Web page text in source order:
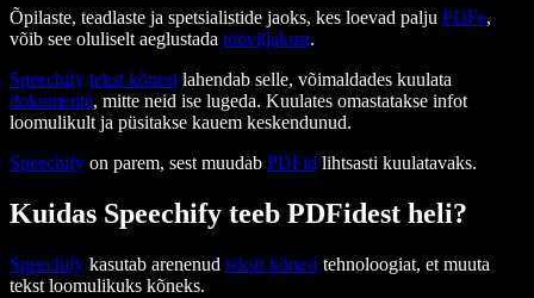
Õpilaste, teadlaste ja spetsialistide jaoks, kes loevad palju PDFe,
võib see oluliselt aeglustada tööviljakust.
Speechify tekst kõnestlahendab selle, võimaldades kuulata
dokumente, mitte neid ise lugeda. Kuulates omastatakse infot
loomulikult ja püsitakse kauem keskendunud.
Speechify on parem, sest muudab PDFid lihtsasti kuulatavaks.
Kuidas Speechify teeb PDFidest heli?
Speechify kasutab arenenud teksti kõnest tehnoloogiat, et muuta
tekst loomulikuks kõneks.